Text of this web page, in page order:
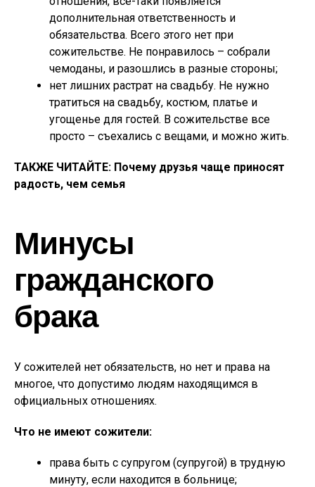
дополнительная ответственность и
обязательства. Всего этого нет при
сожительстве. Не понравилось – собрали
чемоданы, и разошлись в разные стороны;
нет лишних растрат на свадьбу. Не нужно
тратиться на свадьбу, костюм, платье и
угощенье для гостей. В сожительстве все
просто – съехались с вещами, и можно жить.
ТАКЖЕ ЧИТАЙТЕ: Почему друзья чаще приносят
радость, чем семья
Минусы
гражданского
брака
У сожителей нет обязательств, но нет и права на
многое, что допустимо людям находящимся в
официальных отношениях.
Что не имеют сожители:
права быть с супругом (супругой) в трудную
минуту, если находится в больнице;